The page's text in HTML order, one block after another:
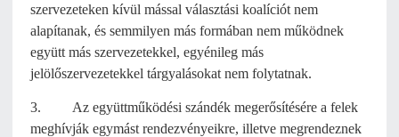
szervezeteken kívül mással választási koalíciót nem
alapítanak, és semmilyen más formában nem működnek
együtt más szervezetekkel, egyénileg más
jelölőszervezetekkel tárgyalásokat nem folytatnak.
3. Az együttműködési szándék megerősítésére a felek
meghívják egymást rendezvényeikre, illetve megrendeznek